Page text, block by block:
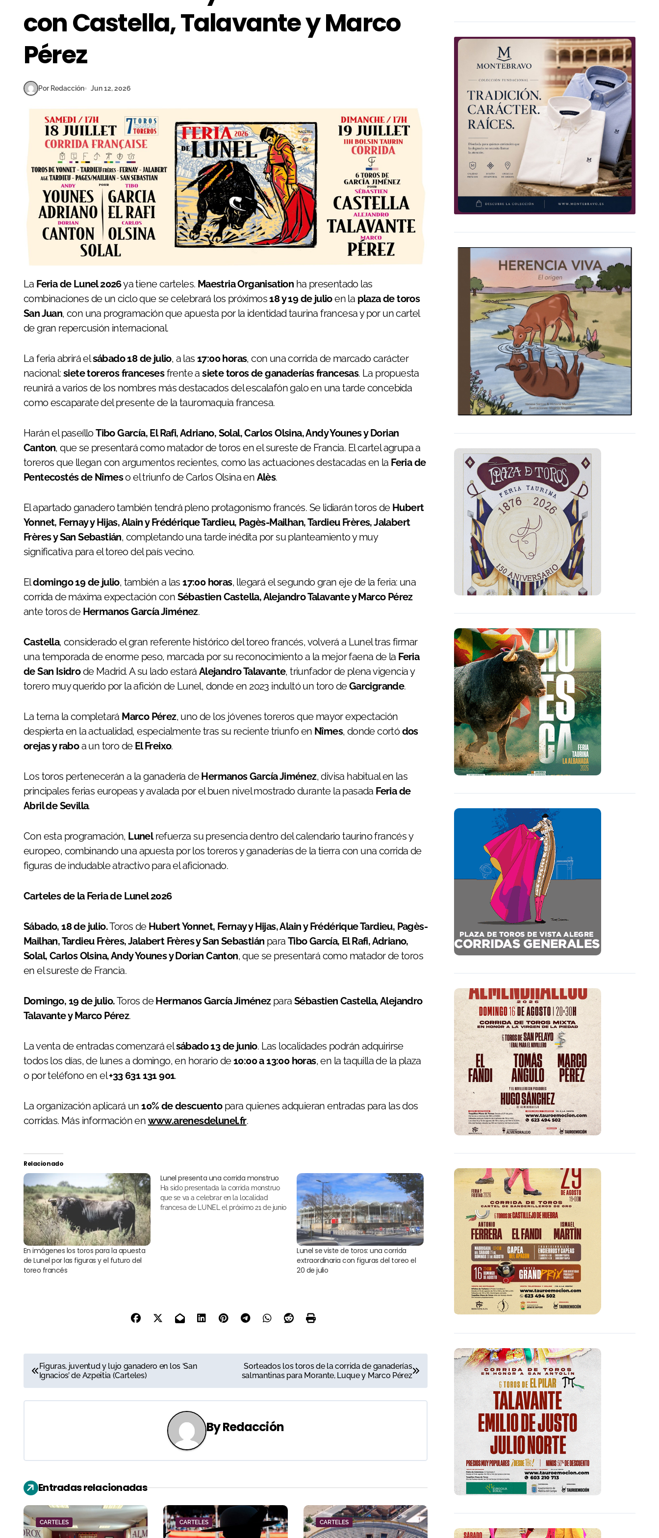
con Castella, Talavante y Marco
Pérez
Por Redacción Jun 12, 2026
La Feria de Lunel 2026ya tiene carteles. Maestria Organisation ha presentado las
combinaciones de un ciclo que se celebrará los próximos18 y 19 de julioen la plaza de toros
San Juan, con una programación que apuesta por la identidad taurina francesa y por un cartel
de gran repercusión internacional.
La feria abrirá elsábado 18 de julio, a las17:00 horas, con una corrida de marcado carácter
nacional:siete toreros francesesfrente asiete toros de ganaderías francesas. La propuesta
reunirá a varios de los nombres más destacados del escalafón galo en una tarde concebida
como escaparate del presente de la tauromaquia francesa.
Harán el paseílloTibo García, El Rafi, Adriano, Solal, Carlos Olsina, Andy Younes y Dorian
Canton, que se presentará como matador de toros en el sureste de Francia. El cartel agrupa a
toreros que llegan con argumentos recientes, como las actuaciones destacadas en la Feria de
Pentecostés de Nîmeso el triunfo de Carlos Olsina en Alès.
El apartado ganadero también tendrá pleno protagonismo francés. Se lidiarán toros de Hubert
Yonnet, Fernay y Hijas, Alain y Frédérique Tardieu, Pagès-Mailhan, Tardieu Frères, Jalabert
Frères y San Sebastián, completando una tarde inédita por su planteamiento y muy
significativa para el toreo del país vecino.
Eldomingo 19 de julio, también a las17:00 horas, llegará el segundo gran eje de la feria: una
corrida de máxima expectación con Sébastien Castella, Alejandro Talavante y Marco Pérez
ante toros de Hermanos García Jiménez.
Castella, considerado el gran referente histórico del toreo francés, volverá a Lunel tras firmar
una temporada de enorme peso, marcada por su reconocimiento a la mejor faena de la Feria
de San Isidrode Madrid. A su lado estará Alejandro Talavante, triunfador de plena vigencia y
torero muy querido por la afición de Lunel, donde en 2023 indultó un toro deGarcigrande.
La terna la completará Marco Pérez, uno de los jóvenes toreros que mayor expectación
despierta en la actualidad, especialmente tras su reciente triunfo en Nîmes, donde cortódos
orejas y raboa un toro de El Freixo.
Los toros pertenecerán a la ganadería deHermanos García Jiménez, divisa habitual en las
principales ferias europeas y avalada por el buen nivel mostrado durante la pasada Feria de
Abril de Sevilla.
Con esta programación, Lunelrefuerza su presencia dentro del calendario taurino francés y
europeo, combinando una apuesta por los toreros y ganaderías de la tierra con una corrida de
figuras de indudable atractivo para el aficionado.
Carteles de la Feria de Lunel 2026
Sábado, 18 de julio.Toros de Hubert Yonnet, Fernay y Hijas, Alain y Frédérique Tardieu, Pagès-
Mailhan, Tardieu Frères, Jalabert Frères y San Sebastián para Tibo García, El Rafi, Adriano,
Solal, Carlos Olsina, Andy Younes y Dorian Canton, que se presentará como matador de toros
en el sureste de Francia.
Domingo, 19 de julio.Toros deHermanos García JiménezparaSébastien Castella, Alejandro
Talavante y Marco Pérez.
La venta de entradas comenzará elsábado 13 de junio. Las localidades podrán adquirirse
todos los días, de lunes a domingo, en horario de10:00 a 13:00 horas, en la taquilla de la plaza
o por teléfono en el+33 631 131 901.
La organización aplicará un10% de descuentopara quienes adquieran entradas para las dos
corridas. Más información en www.arenesdelunel.fr.
Relacionado
En imágenes los toros para la apuesta
de Lunel por las figuras y el futuro del
toreo francés
Lunel presenta una corrida monstruo
Ha sido presentada la corrida monstruo
que se va a celebrar en la localidad
francesa de LUNEL el próximo 21 de junio
Lunel se viste de toros: una corrida
extraordinaria con figuras del toreo el
20 de julio
N
a
v
a
c
i
ó
Figuras, juventud y lujo ganadero en los ‘San
Ignacios’ de Azpeitia (Carteles)
Sorteados los toros de la corrida de ganaderías
salmantinas para Morante, Luque y Marco Pérez
ByRedacción
Entradas relacionadas
CARTELES CARTELES CARTELES